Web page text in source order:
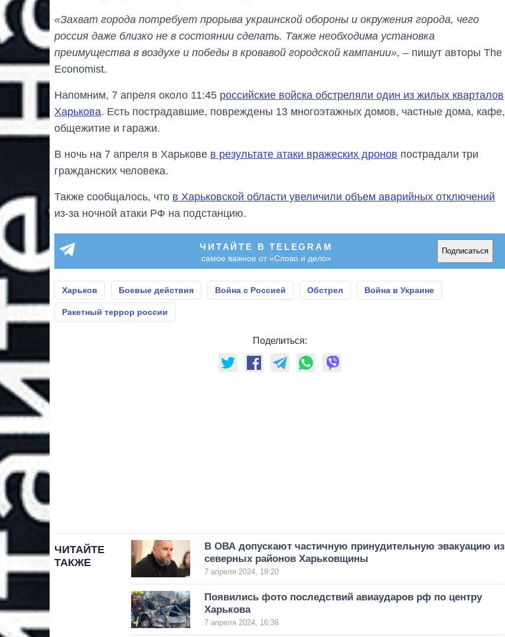
«Захват города потребует прорыва украинской обороны и окружения города, чего
россия даже близко не в состоянии сделать. Также необходима установка
преимущества в воздухе и победы в кровавой городской кампании», – пишут авторы The
Economist.
Напомним, 7 апреля около 11:45 российские войска обстреляли один из жилых кварталов
Харькова. Есть пострадавшие, повреждены 13 многоэтажных домов, частные дома, кафе,
общежитие и гаражи.
В ночь на 7 апреля в Харькове в результате атаки вражеских дронов пострадали три
гражданских человека.
Также сообщалось, что в Харьковской области увеличили объем аварийных отключений
из-за ночной атаки РФ на подстанцию.
ЧИТАЙТЕ В TELEGRAM
самое важное от «Слово и дело»
Подписаться
Харьков Боевые действия Война с Россией Обстрел Война в Украине
Ракетный террор россии
Поделиться:
ЧИТАЙТЕ
ТАКЖЕ
В ОВА допускают частичную принудительную эвакуацию из
северных районов Харьковщины
7 апреля 2024, 19:20
Появились фото последствий авиаударов рф по центру
Харькова
7 апреля 2024, 16:36